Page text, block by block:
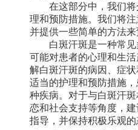
在这部分中，我们将
理和预防措施。我们将注
并提供一些简单的方法来
白斑汗斑是一种常见
可能对患者的心理和生
解白斑汗斑的病因、症
适当的护理和预防措施
种疾病。对于与白斑汗
恋和社会支持等角度，
指导，并保持积极乐观的